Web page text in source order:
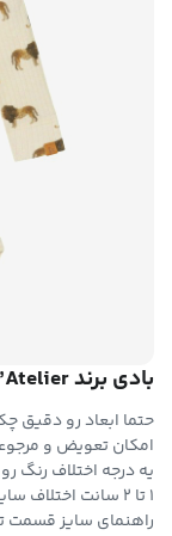
بادی برند Lil’Atelier
حتما ابعاد رو دقیق
امکان تعویض و
یه درجه اختلاف رنگ
۱ تا ۲ سانت اختلاف سایز رو در نظر بگیرید
راهنمای سایز